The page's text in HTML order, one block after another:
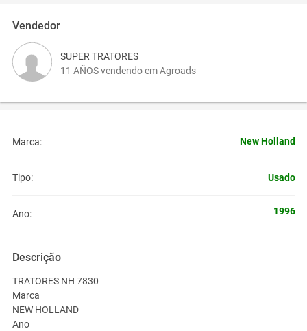
Vendedor
SUPER TRATORES
11 AÑOS vendendo em Agroads
Marca: New Holland
Tipo: Usado
Ano: 1996
Descrição
TRATORES NH 7830
Marca
NEW HOLLAND
Ano